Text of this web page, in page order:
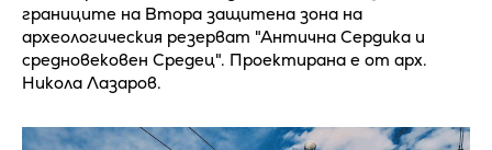
границите на Втора защитена зона на
археологическия резерват "Антична Сердика и
средновековен Средец". Проектирана е от арх.
Никола Лазаров.